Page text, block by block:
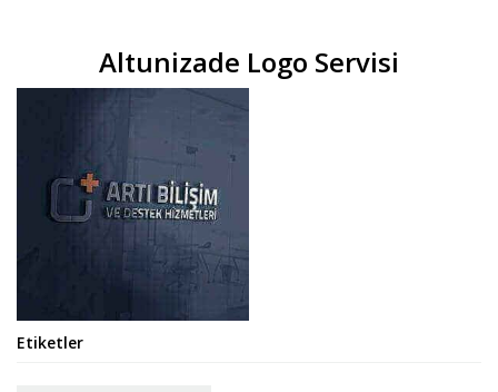
Altunizade Logo Servisi
Etiketler